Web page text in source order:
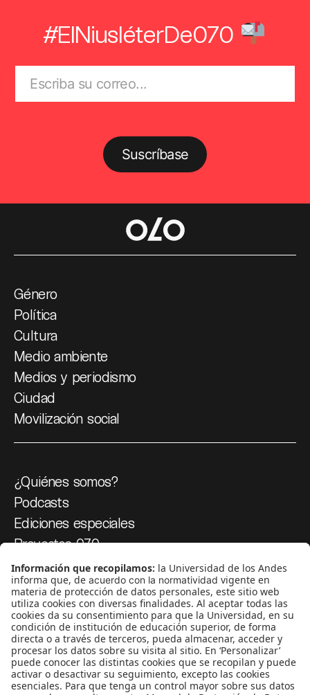
#ElNiusléterDe070
Suscríbase
Género
Política
Cultura
Medio ambiente
Medios y periodismo
Ciudad
Movilización social
¿Quiénes somos?
Podcasts
Ediciones especiales
Proyectos 070
SÍGUENOS
¿Quieres escribir en 070?